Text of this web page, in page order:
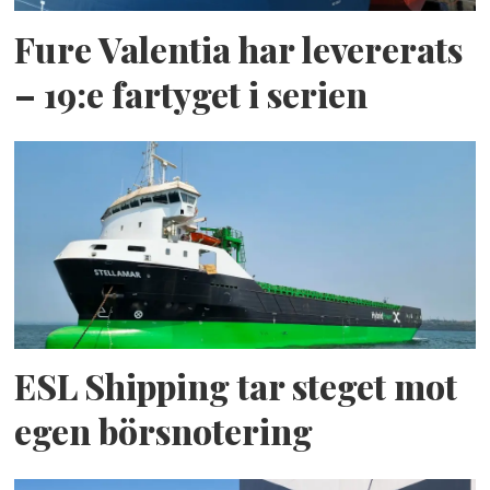
11,2 m
Djupgående:
1,68 m
Bruttotonnage:
Dödvikt:69 ton
Kapacitet
Passagerare:32
Total för- och akterdäcksyta:160
m²
Max lastkapacitet:40 ton
Fure Valentia har levererats
– 19:e fartyget i serien
ESL Shipping tar steget mot
egen börsnotering